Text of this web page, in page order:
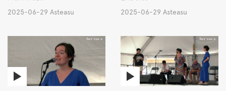
2025-06-29 Asteasu 2025-06-29 Asteasu